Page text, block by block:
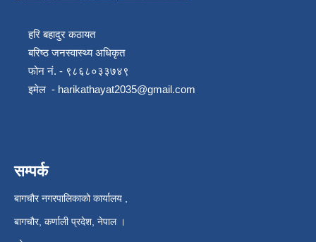
हरि बहादुर कठायत
बरिष्ठ जनस्वास्थ्य अधिकृत
फोन नं. - ९८६८०३३७४९
इमेल - harikathayat2035@gmail.com
सम्पर्क
बागचौर नगरपालिकाको कार्यालय ,
बागचौर, कर्णाली प्रदेश, नेपाल ।